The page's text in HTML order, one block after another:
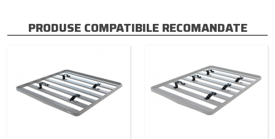
PRODUSE COMPATIBILE RECOMANDATE